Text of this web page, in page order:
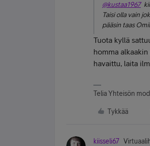
@kustaa1967
Taisi olla vain
pääsin taas
Tuota kyllä
homma
havaittu, laita
Telia Yhteisön
Tykkää
kiisseli67